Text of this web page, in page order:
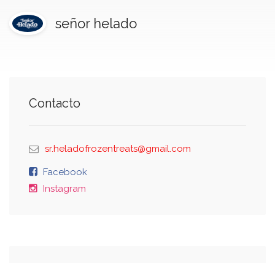
señor helado
Contacto
sr.heladofrozentreats@gmail.com
Facebook
Instagram